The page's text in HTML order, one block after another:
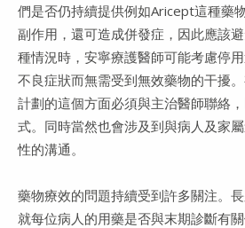
們是否仍持續提供例如Aricept這種藥
副作用，還可造成併發症，因此應該
種情況時，安寧療護醫師可能考慮停
不良症狀而無需受到無效藥物的干擾
計劃的這個方面必須與主治醫師聯絡
式。同時當然也會涉及到與病人及家
性的溝通。
藥物療效的問題持續受到許多關注。
就每位病人的用藥是否與末期診斷有